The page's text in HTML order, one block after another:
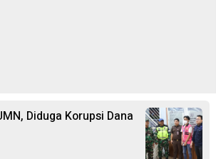
Diduga Korupsi Dana